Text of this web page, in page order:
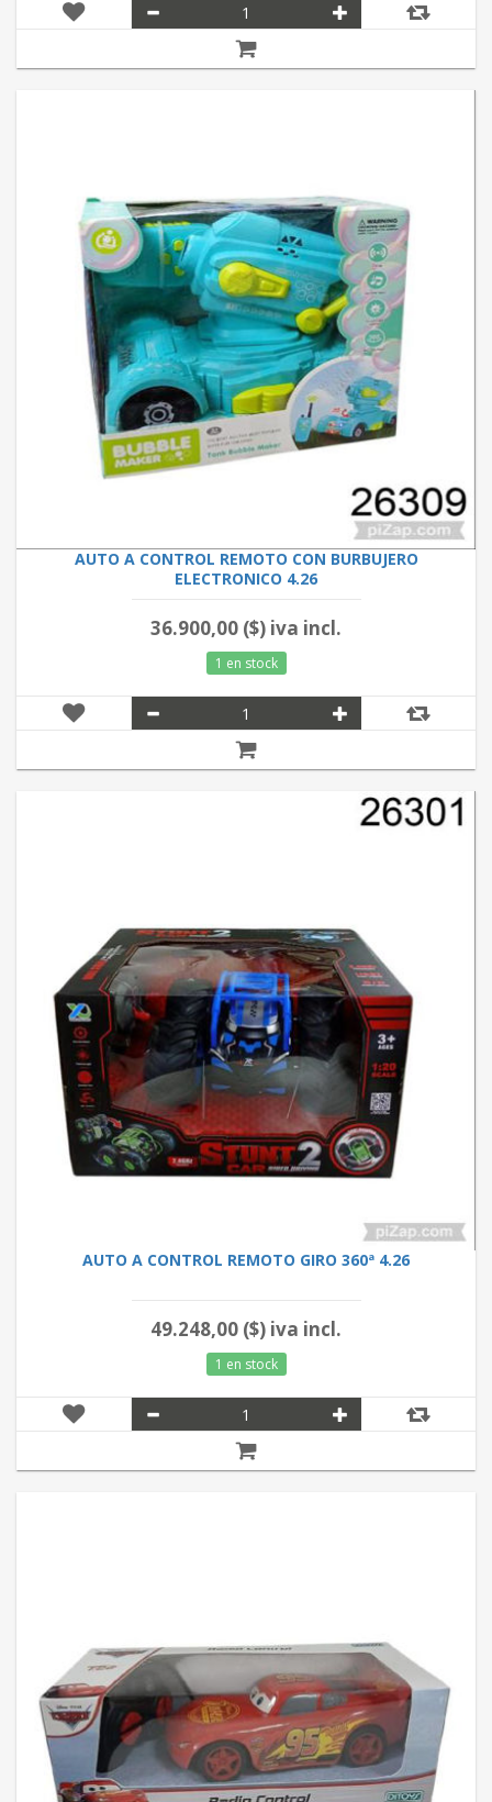
AUTO A CONTROL REMOTO CON BURBUJERO
ELECTRONICO 4.26
36.900,00 ($) iva incl.
1 en stock
AUTO A CONTROL REMOTO GIRO 360ª 4.26
49.248,00 ($) iva incl.
1 en stock